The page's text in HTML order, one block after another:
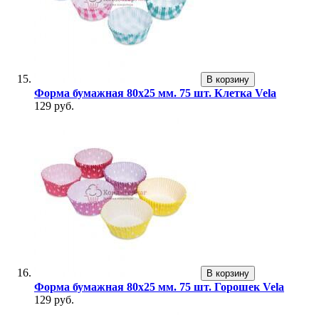
В корзину
Форма бумажная 80х25 мм. 75 шт. Клетка Vela
129 руб.
В корзину
Форма бумажная 80х25 мм. 75 шт. Горошек Vela
129 руб.